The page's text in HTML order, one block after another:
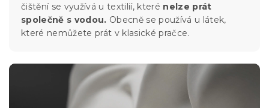
čištění se využívá u textilií, které nelze prát
společně s vodou. Obecně se používá u látek,
které nemůžete prát v klasické pračce.